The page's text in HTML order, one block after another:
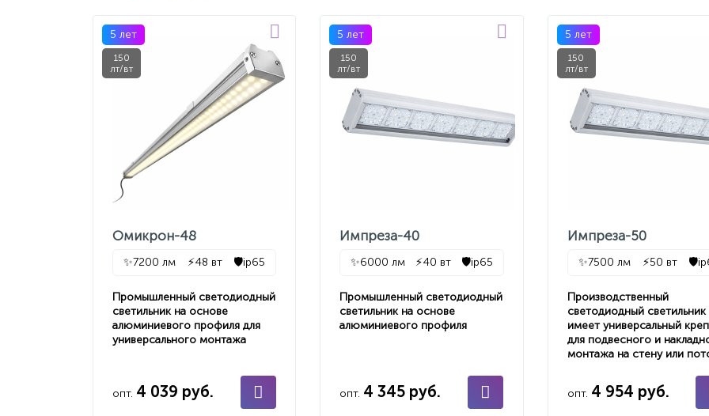
5 лет
150
лт/вт
Омикрон-48
✨7200 лм ⚡48 вт 🛡️ip65
Промышленный светодиодный
светильник на основе
алюминиевого профиля для
универсального монтажа
опт. 4 039 руб.
5 лет
150
лт/вт
Импреза-40
✨6000 лм ⚡40 вт 🛡️ip65
Промышленный светодиодный
светильник на основе
алюминиевого профиля
опт. 4 345 руб.
5 лет
150
лт/вт
Импреза-50
✨7500 лм ⚡50 вт 🛡️
Производственный
светодиодный светильник
имеет универсальный
для подвесного и
монтажа на стену или
опт. 4 954 руб.